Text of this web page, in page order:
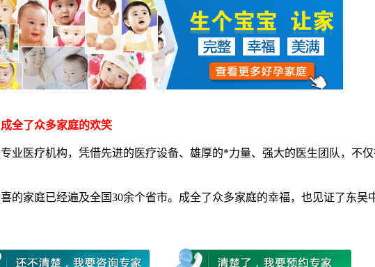
全了众多家庭的欢笑
医疗机构，凭借先进的医疗设备、雄厚的*力量、强大的医生团队，不
家庭已经遍及全国30余个省市。成全了众多家庭的幸福，也见证了东吴